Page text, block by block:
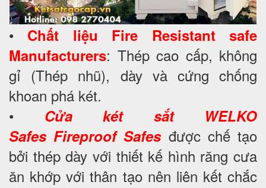
• Chất liệu Fire Resistant safe
Manufacturers: Thép cao cấp, không
gỉ (Thép nhũ), dày và cứng chống
khoan phá két.
• Cửa két sắt WELKO
Safes Fireproof Safesđược chế tạo
bởi thép dày với thiết kế hình răng cưa
ăn khớp với thân tạo nên liên kết chắc